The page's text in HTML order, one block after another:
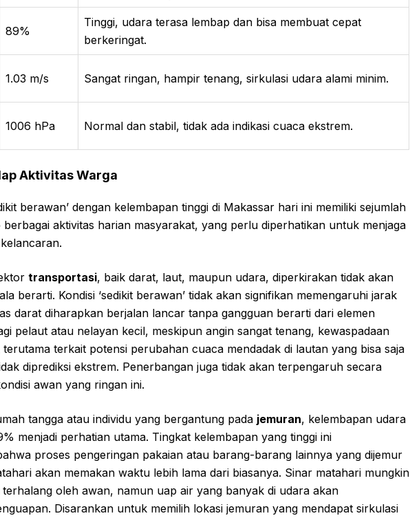
89%
Tinggi, udara terasa lembap dan bisa membuat cepat
berkeringat.
1.03 m/s Sangat ringan, hampir tenang, sirkulasi udara alami minim.
1006 hPa Normal dan stabil, tidak ada indikasi cuaca ekstrem.
Aktivitas Warga
berawan’ dengan kelembapan tinggi di Makassar hari ini memiliki sejumlah
berbagai aktivitas harian masyarakat, yang perlu diperhatikan untuk menjaga
transportasi, baik darat, laut, maupun udara, diperkirakan tidak akan
berarti. Kondisi ‘sedikit berawan’ tidak akan signifikan memengaruhi jarak
darat diharapkan berjalan lancar tanpa gangguan berarti dari elemen
pelaut atau nelayan kecil, meskipun angin sangat tenang, kewaspadaan
terkait potensi perubahan cuaca mendadak di lautan yang bisa saja
diprediksi ekstrem. Penerbangan juga tidak akan terpengaruh secara
awan yang ringan ini.
tangga atau individu yang bergantung pada jemuran, kelembapan udara
menjadi perhatian utama. Tingkat kelembapan yang tinggi ini
proses pengeringan pakaian atau barang-barang lainnya yang dijemur
akan memakan waktu lebih lama dari biasanya. Sinar matahari mungkin
oleh awan, namun uap air yang banyak di udara akan
Disarankan untuk memilih lokasi jemuran yang mendapat sirkulasi